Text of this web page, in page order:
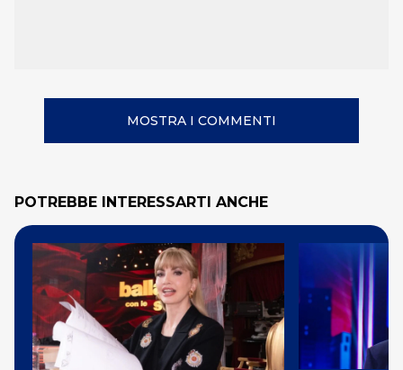
MOSTRA I COMMENTI
POTREBBE INTERESSARTI ANCHE